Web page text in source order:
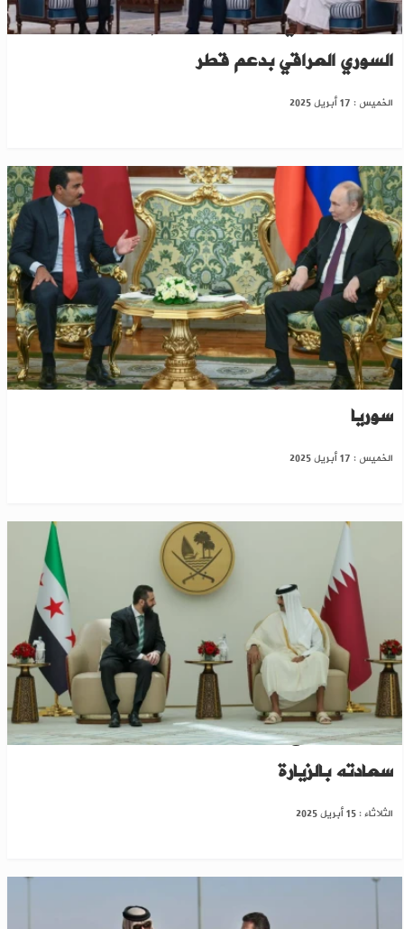
قمة ثلاثية في الدوحة تعيد رسم ملامح التعاون
السوري العراقي بدعم قطر
الخميس : 17 أبريل 2025
موسكو: بوتين وأمير قطر يؤكدان دعمها سيادة
سوريا
الخميس : 17 أبريل 2025
الرئيس الشرع بالدوحة وأمير قطر يعرب عن
سعادته بالزيارة
الثلاثاء : 15 أبريل 2025